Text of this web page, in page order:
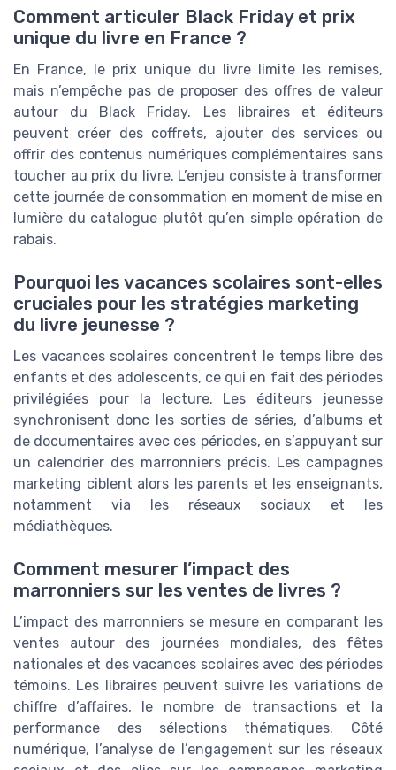
Comment articuler Black Friday et prix
unique du livre en France ?
En France, le prix unique du livre limite les remises,
mais n’empêche pas de proposer des offres de valeur
autour du Black Friday. Les libraires et éditeurs
peuvent créer des coffrets, ajouter des services ou
offrir des contenus numériques complémentaires sans
toucher au prix du livre. L’enjeu consiste à transformer
cette journée de consommation en moment de mise en
lumière du catalogue plutôt qu’en simple opération de
rabais.
Pourquoi les vacances scolaires sont-elles
cruciales pour les stratégies marketing
du livre jeunesse ?
Les vacances scolaires concentrent le temps libre des
enfants et des adolescents, ce qui en fait des périodes
privilégiées pour la lecture. Les éditeurs jeunesse
synchronisent donc les sorties de séries, d’albums et
de documentaires avec ces périodes, en s’appuyant sur
un calendrier des marronniers précis. Les campagnes
marketing ciblent alors les parents et les enseignants,
notamment via les réseaux sociaux et les
médiathèques.
Comment mesurer l’impact des
marronniers sur les ventes de livres ?
L’impact des marronniers se mesure en comparant les
ventes autour des journées mondiales, des fêtes
nationales et des vacances scolaires avec des périodes
témoins. Les libraires peuvent suivre les variations de
chiffre d’affaires, le nombre de transactions et la
performance des sélections thématiques. Côté
numérique, l’analyse de l’engagement sur les réseaux